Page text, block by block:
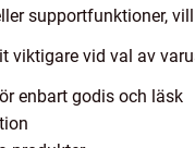
supportfunktioner,
viktigare vid val av
enbart godis och läsk